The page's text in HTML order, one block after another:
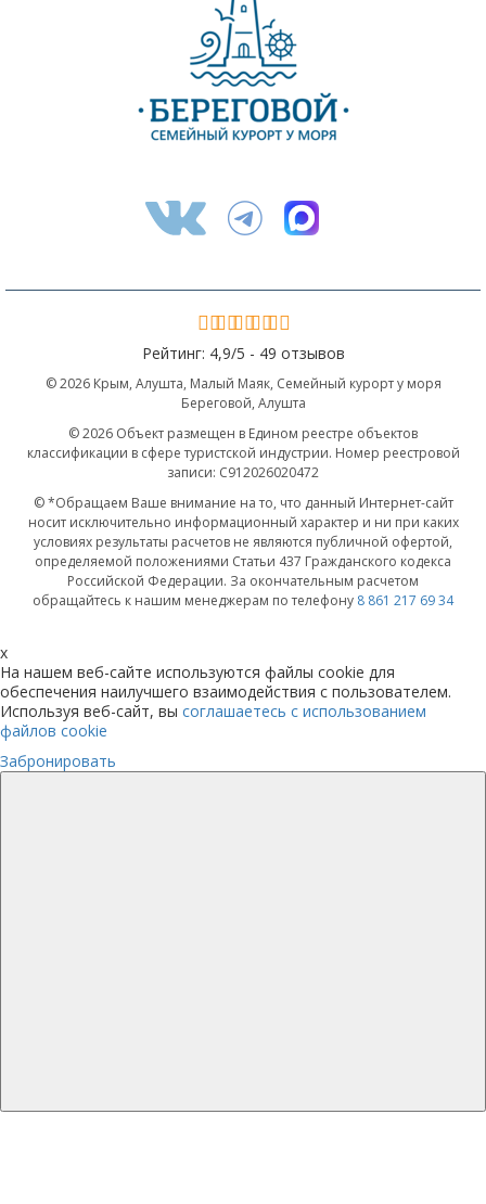
Рейтинг: 4,9/5 - 49 отзывов
© 2026 Крым, Алушта, Малый Маяк, Семейный курорт у моря
Береговой, Алушта
© 2026 Объект размещен в Едином реестре объектов
классификации в сфере туристской индустрии. Номер реестровой
записи: С912026020472
© *Обращаем Ваше внимание на то, что данный Интернет-сайт
носит исключительно информационный характер и ни при каких
условиях результаты расчетов не являются публичной офертой,
определяемой положениями Статьи 437 Гражданского кодекса
Российской Федерации. За окончательным расчетом
обращайтесь к нашим менеджерам по телефону 8 861 217 69 34
x
На нашем веб-сайте используются файлы cookie для
обеспечения наилучшего взаимодействия с пользователем.
Используя веб-сайт, вы соглашаетесь с использованием
файлов cookie
Забронировать